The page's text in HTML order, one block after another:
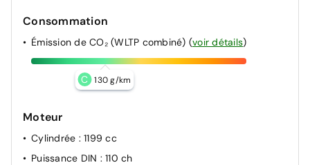
Consommation
Émission de CO₂ (WLTP combiné) (voir détails)
C 130 g/km
Moteur
Cylindrée : 1199 cc
Puissance DIN : 110 ch